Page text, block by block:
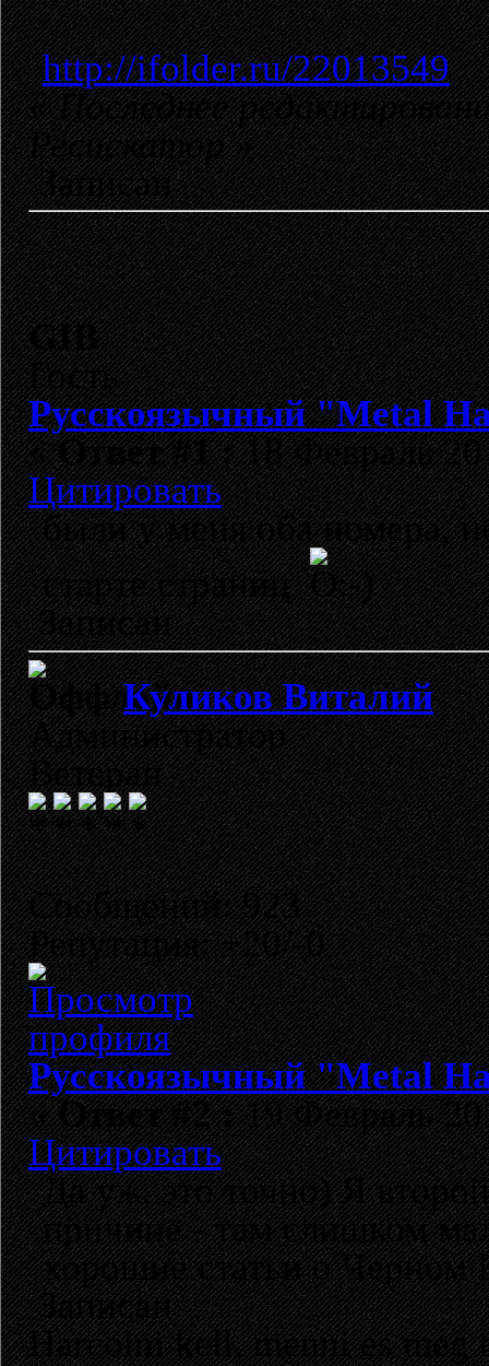
http://ifolder.ru/22013549
«Последнее
Ресискатор»
Записан
GIB
Гость
Русскоязычный "Metal
«Ответ #1 :18 Февраль
Цитировать
были у меня оба номера,
старте страниц
Записан
Куликов Виталий
Администратор
Ветеран
Сообщений: 923
Репутация: +20/-0
Русскоязычный "Metal
«Ответ #2 :19 Февраль
Цитировать
Да уж, это точно) Я
причине - там слишком
хорошие статьи о Черном
Записан
Harcolni kell, menni es meg